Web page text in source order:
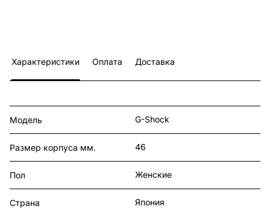
Характеристики Оплата Доставка
Модель G-Shock
Размер корпуса мм. 46
Пол Женские
Страна Япония